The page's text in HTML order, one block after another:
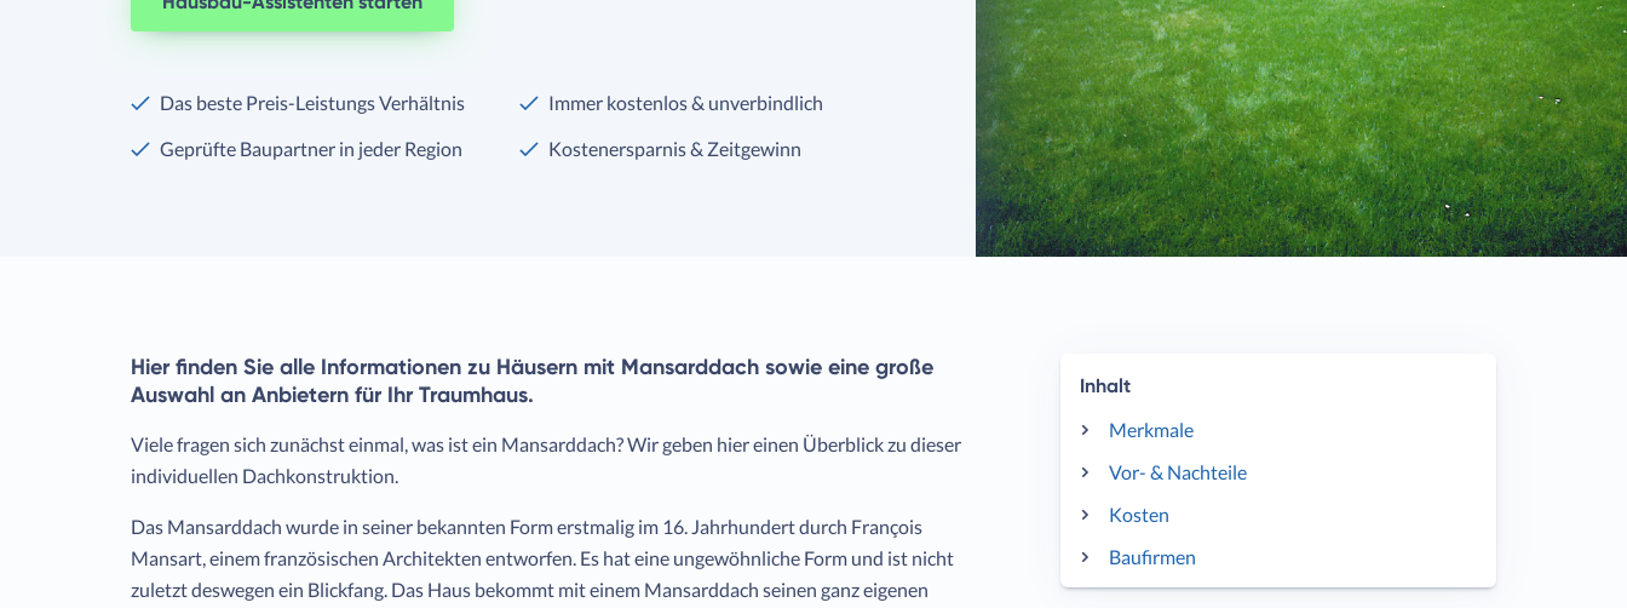
Das beste Preis-Leistungs Verhältnis
Immer kostenlos & unverbindlich
Geprüfte Baupartner in jeder Region
Kostenersparnis & Zeitgewinn
Hier finden Sie alle Informationen zu Häusern mit Mansarddach sowie eine große
Auswahl an Anbietern für Ihr Traumhaus.
Viele fragen sich zunächst einmal, was ist ein Mansarddach? Wir geben hier einen Überblick zu dieser
individuellen Dachkonstruktion.
Das Mansarddach wurde in seiner bekannten Form erstmalig im 16. Jahrhundert durch François
Mansart, einem französischen Architekten entworfen. Es hat eine ungewöhnliche Form und ist nicht
zuletzt deswegen ein Blickfang. Das Haus bekommt mit einem Mansarddach seinen ganz eigenen
Inhalt
Merkmale
Vor- & Nachteile
Kosten
Baufirmen